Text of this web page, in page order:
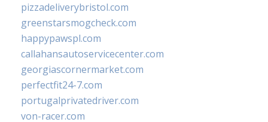
pizzadeliverybristol.com
greenstarsmogcheck.com
happypawspl.com
callahansautoservicecenter.com
georgiascornermarket.com
perfectfit24-7.com
portugalprivatedriver.com
von-racer.com